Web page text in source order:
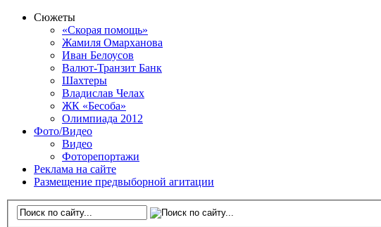
Сюжеты
«Скорая помощь»
Жамиля Омарханова
Иван Белоусов
Валют-Транзит Банк
Шахтеры
Владислав Челах
ЖК «Бесоба»
Олимпиада 2012
Фото/Видео
Видео
Фоторепортажи
Реклама на сайте
Размещение предвыборной агитации